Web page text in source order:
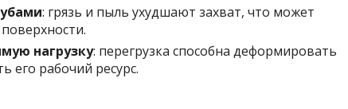
: грязь и пыль ухудшают захват, что может
нагрузку: перегрузка способна деформировать
его рабочий ресурс.